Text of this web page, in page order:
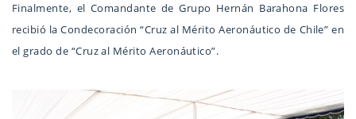
Finalmente, el Comandante de Grupo Hernán Barahona Flores
recibió la Condecoración “Cruz al Mérito Aeronáutico de Chile” en
el grado de “Cruz al Mérito Aeronáutico”.